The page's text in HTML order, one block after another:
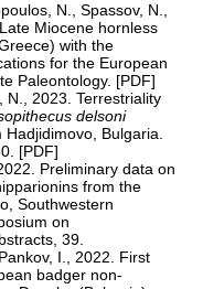
N., Spassov, N.,
Miocene hornless
with the
for the European
Paleontology. [PDF]
N., 2023. Terrestriality
delsoni
Bulgaria.
[PDF]
Preliminary data on
from the
Southwestern
on
39.
I., 2022. First
badger non-